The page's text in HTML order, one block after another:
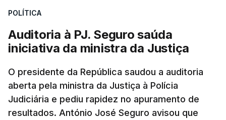
apreendido numa operação de droga.
POLÍTICA
Auditoria à PJ. Seguro saúda
iniciativa da ministra da Justiça
O presidente da República saudou a auditoria
aberta pela ministra da Justiça à Polícia
Judiciária e pediu rapidez no apuramento de
resultados. António José Seguro avisou que